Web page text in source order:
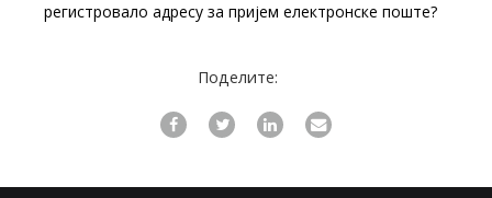
регистровало адресу за пријем електронске поште?
Поделите: